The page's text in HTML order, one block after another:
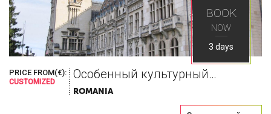
BOOK
NOW
3 days
PRICE FROM(€):
CUSTOMIZED
Особенный культурный уик-энд, благословленный вином
ROMANIA